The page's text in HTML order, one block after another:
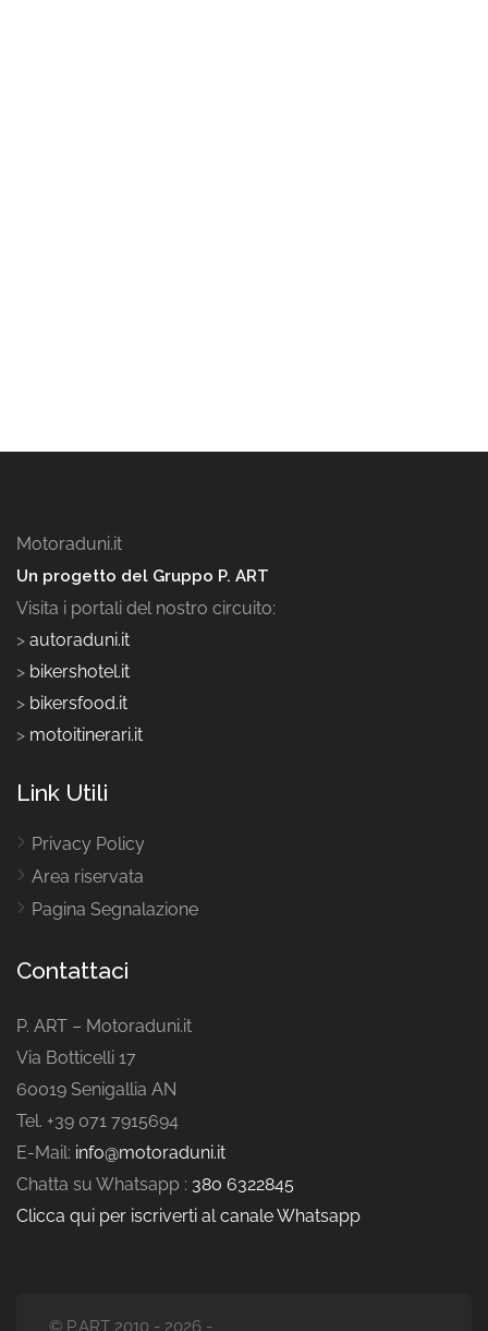
Motoraduni.it
Un progetto del Gruppo P. ART
Visita i portali del nostro circuito:
> autoraduni.it
> bikershotel.it
> bikersfood.it
> motoitinerari.it
Link Utili
Privacy Policy
Area riservata
Pagina Segnalazione
Contattaci
P. ART – Motoraduni.it
Via Botticelli 17
60019 Senigallia AN
Tel. +39 071 7915694
E-Mail: info@motoraduni.it
Chatta su Whatsapp : 380 6322845
Clicca qui per iscriverti al canale Whatsapp
© P.ART 2010 - 2026 -